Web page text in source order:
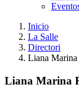
Inicio
La Salle
Directori
Liana Marina
Liana Marina